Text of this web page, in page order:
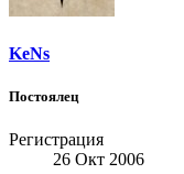
KeNs
Постоялец
Регистрация
26 Окт 2006